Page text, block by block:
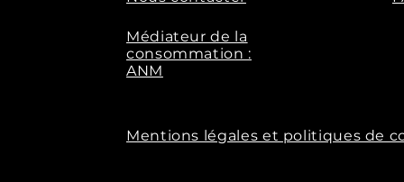
Médiateur de la
consommation :
ANM
Mentions légales et politiques de